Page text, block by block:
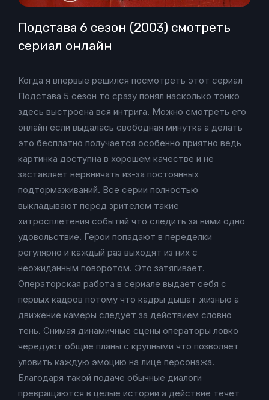
Подстава 6 сезон (2003) смотреть
сериал онлайн
Когда я впервые решился посмотреть этот сериал
Подстава 5 сезон то сразу понял насколько тонко
здесь выстроена вся интрига. Можно смотреть его
онлайн если выдалась свободная минутка а делать
это бесплатно получается особенно приятно ведь
картинка доступна в хорошем качестве и не
заставляет нервничать из-за постоянных
подтормаживаний. Все серии полностью
выкладывают перед зрителем такие
хитросплетения событий что следить за ними одно
удовольствие. Герои попадают в переделки
регулярно и каждый раз выходят из них с
неожиданным поворотом. Это затягивает.
Операторская работа в сериале выдает себя с
первых кадров потому что кадры дышат жизнью а
движение камеры следует за действием словно
тень. Снимая динамичные сцены операторы ловко
чередуют общие планы с крупными что позволяет
уловить каждую эмоцию на лице персонажа.
Благодаря такой подаче обычные диалоги
превращаются в целые истории а действие течет